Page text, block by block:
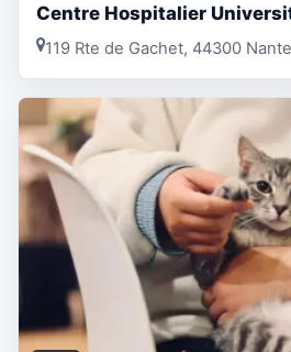
Centre Hospitalier
119 Rte de Gachet, 44300